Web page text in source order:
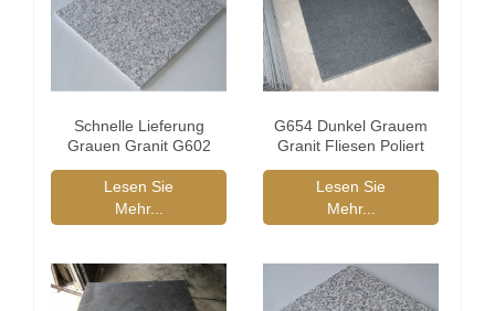
Schnelle Lieferung
Grauen Granit G602
Lesen Sie
Mehr...
G654 Dunkel Grauem
Granit Fliesen Poliert
Lesen Sie
Mehr...